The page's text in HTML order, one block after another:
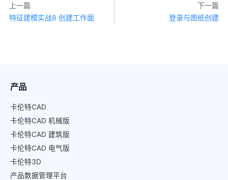
上一篇
特征建模实战8 创建工作面
下一篇
登录与图纸创建
产品
卡伦特CAD
卡伦特CAD 机械版
卡伦特CAD 建筑版
卡伦特CAD 电气版
卡伦特3D
产品数据管理平台